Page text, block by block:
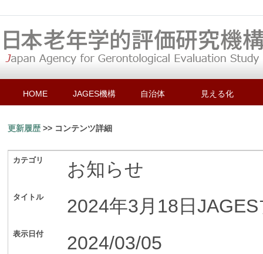
HOME JAGES機構 自治体 見える化
更新履歴 >> コンテンツ詳細
カテゴリ お知らせ
タイトル 2024年3月18日
表示日付 2024/03/05